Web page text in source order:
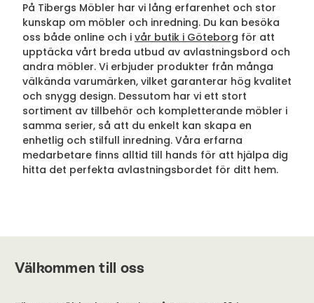
På Tibergs Möbler har vi lång erfarenhet och stor
kunskap om möbler och inredning. Du kan besöka
oss både online och i vår butik i Göteborg för att
upptäcka vårt breda utbud av avlastningsbord och
andra möbler. Vi erbjuder produkter från många
välkända varumärken, vilket garanterar hög kvalitet
och snygg design. Dessutom har vi ett stort
sortiment av tillbehör och kompletterande möbler i
samma serier, så att du enkelt kan skapa en
enhetlig och stilfull inredning. Våra erfarna
medarbetare finns alltid till hands för att hjälpa dig
hitta det perfekta avlastningsbordet för ditt hem.
Välkommen till oss